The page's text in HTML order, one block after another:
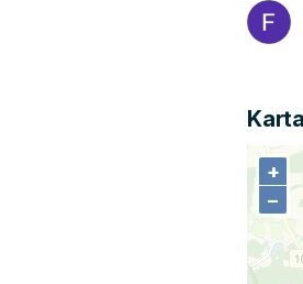
Karta
+
−
+
−